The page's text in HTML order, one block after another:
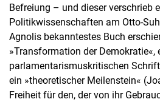
Befreiung – und dieser verschrieb
Politikwissenschaften am Otto-
Agnolis bekanntestes Buch
»Transformation der Demokratie«,
parlamentarismuskritischen
ein »theoretischer Meilenstein«
Freiheit für den, der von ihr